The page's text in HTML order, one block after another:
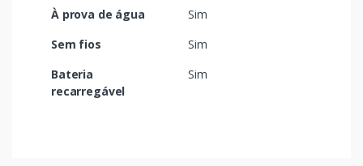
À prova de água
Sim
Sem fios
Sim
Bateria
recarregável
Sim